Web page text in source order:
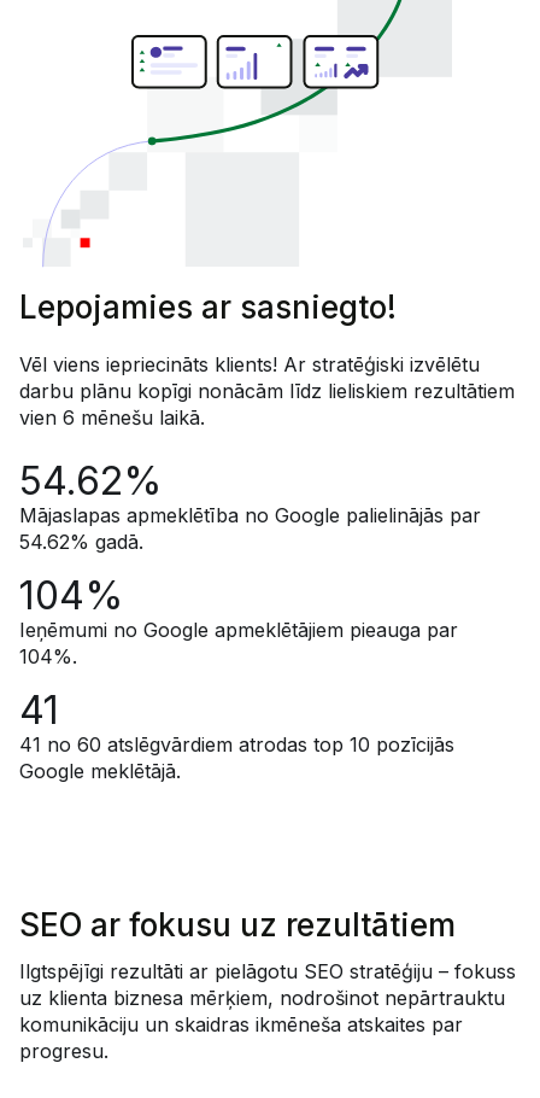
Lepojamies ar sasniegto!
Vēl viens iepriecināts klients! Ar stratēģiski izvēlētu
darbu plānu kopīgi nonācām līdz lieliskiem rezultātiem
vien 6 mēnešu laikā.
54.62%
Mājaslapas apmeklētība no Google palielinājās par
54.62% gadā.
104%
Ieņēmumi no Google apmeklētājiem pieauga par
104%.
41
41 no 60 atslēgvārdiem atrodas top 10 pozīcijās
Google meklētājā.
SEO ar fokusu uz rezultātiem
Ilgtspējīgi rezultāti ar pielāgotu SEO stratēģiju – fokuss
uz klienta biznesa mērķiem, nodrošinot nepārtrauktu
komunikāciju un skaidras ikmēneša atskaites par
progresu.